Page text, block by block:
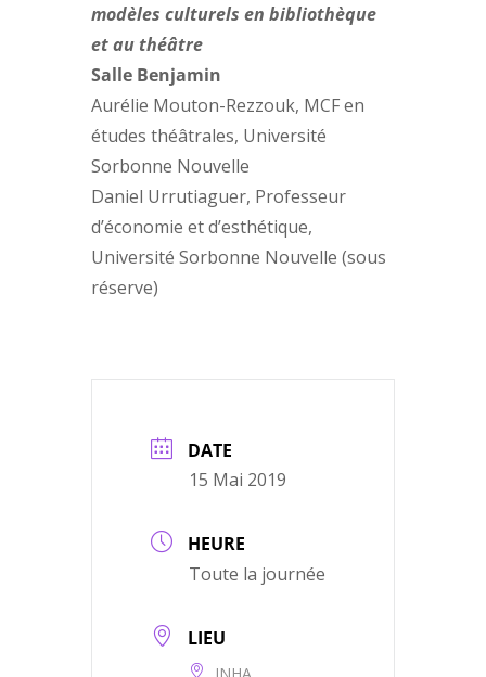
modèles culturels en bibliothèque
et au théâtre
Salle Benjamin
Aurélie Mouton-Rezzouk, MCF en
études théâtrales, Université
Sorbonne Nouvelle
Daniel Urrutiaguer, Professeur
d’économie et d’esthétique,
Université Sorbonne Nouvelle (sous
réserve)
DATE
15 Mai 2019
HEURE
Toute la journée
LIEU